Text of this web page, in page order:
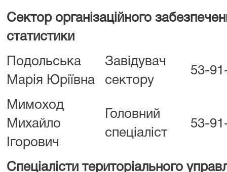
Сектор організаційного
статистики
Подольська
Марія Юріївна
Завідувач
сектору
53-
Мимоход
Михайло
Ігорович
Головний
спеціаліст
53-
Спеціалісти територіального